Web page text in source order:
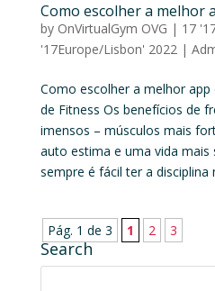
Como escolher a melhor
by OnVirtualGym OVG | 17
'17Europe/Lisbon' 2022|
Como escolher a melhor app
de Fitness Os benefícios de
imensos – músculos mais
auto estima e uma vida mais
sempre é fácil ter a disciplina
Pág. 1 de 3 1 2 3
Search